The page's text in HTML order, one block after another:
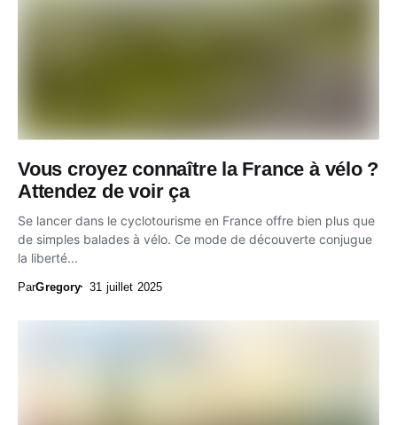
Vous croyez connaître la France à vélo ?
Attendez de voir ça
Se lancer dans le cyclotourisme en France offre bien plus que
de simples balades à vélo. Ce mode de découverte conjugue
la liberté...
ParGregory 31 juillet 2025